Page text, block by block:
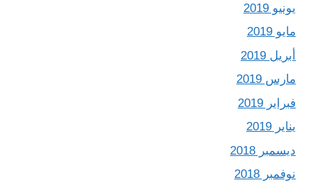
يونيو 2019
مايو 2019
أبريل 2019
مارس 2019
فبراير 2019
يناير 2019
ديسمبر 2018
نوفمبر 2018